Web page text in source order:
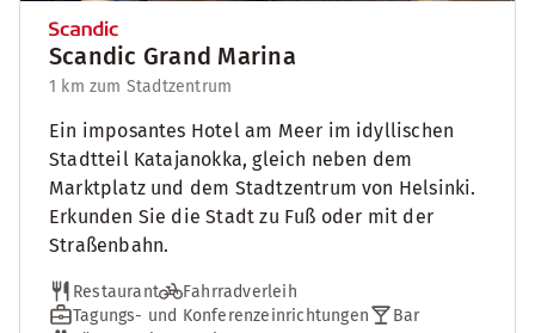
Scandic Grand Marina
1 km zum Stadtzentrum
Ein imposantes Hotel am Meer im idyllischen
Stadtteil Katajanokka, gleich neben dem
Marktplatz und dem Stadtzentrum von Helsinki.
Erkunden Sie die Stadt zu Fuß oder mit der
Straßenbahn.
Restaurant
Fahrradverleih
Tagungs- und Konferenzeinrichtungen
Bar